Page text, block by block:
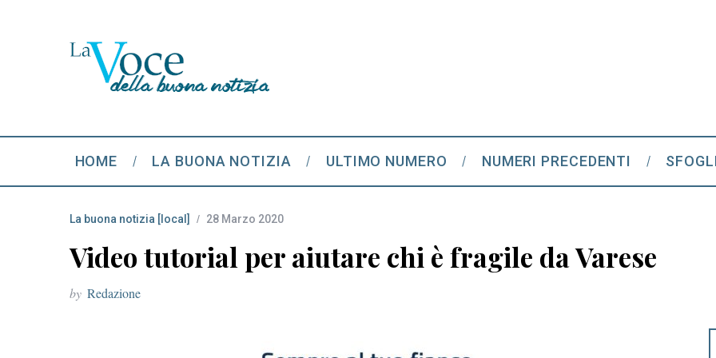
HOME LA BUONA NOTIZIA ULTIMO NUMERO NUMERI PRECEDENTI
La buona notizia [local] 28 Marzo 2020
Video tutorial per aiutare chi è fragile da Varese
by Redazione